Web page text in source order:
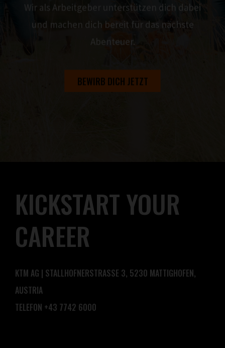
Wir als Arbeitgeber unterstützen dich dabei
und machen dich bereit für das nächste
Abenteuer.
BEWIRB DICH JETZT
KICKSTART YOUR
CAREER
KTM AG | STALLHOFNERSTRASSE 3, 5230 MATTIGHOFEN,
AUSTRIA
TELEFON +43 7742 6000